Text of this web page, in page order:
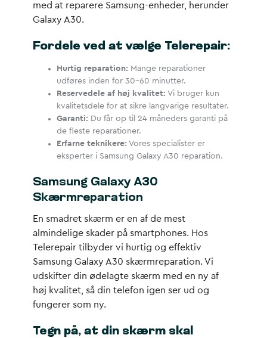
med at reparere Samsung-enheder, herunder
Galaxy A30.
Fordele ved at vælge Telerepair:
Hurtig reparation: Mange reparationer
udføres inden for 30-60 minutter.
Reservedele af høj kvalitet: Vi bruger kun
kvalitetsdele for at sikre langvarige resultater.
Garanti: Du får op til 24 måneders garanti på
de fleste reparationer.
Erfarne teknikere: Vores specialister er
eksperter i Samsung Galaxy A30 reparation.
Samsung Galaxy A30
Skærmreparation
En smadret skærm er en af de mest
almindelige skader på smartphones. Hos
Telerepair tilbyder vi hurtig og effektiv
Samsung Galaxy A30 skærmreparation. Vi
udskifter din ødelagte skærm med en ny af
høj kvalitet, så din telefon igen ser ud og
fungerer som ny.
Tegn på, at din skærm skal